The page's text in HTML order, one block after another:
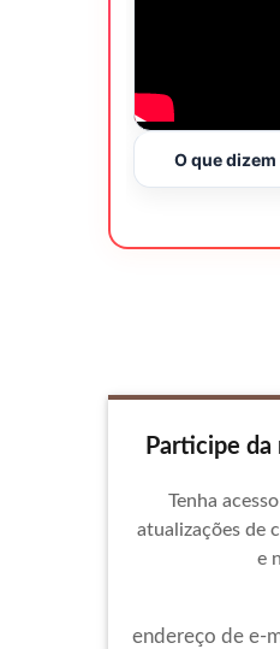
O que
Participe
Tenha
atualizações de
e
endereço de e-